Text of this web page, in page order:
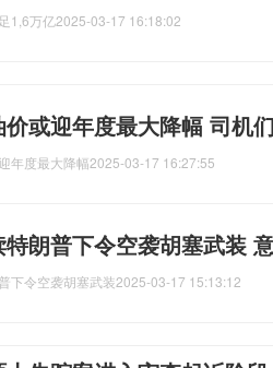
1,6万亿2025-03-17 16:18:02
或迎年度最大降幅 司机
年度最大降幅2025-03-17 16:27:55
朗普下令空袭胡塞武装
下令空袭胡塞武装2025-03-17 15:13:12